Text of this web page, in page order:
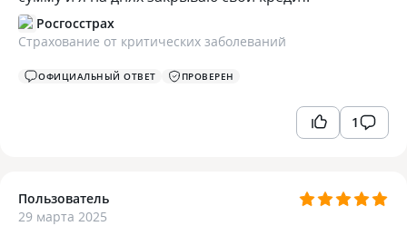
Росгосстрах
Страхование от критических заболеваний
ОФИЦИАЛЬНЫЙ ОТВЕТ ПРОВЕРЕН
1
Пользователь
29 марта 2025